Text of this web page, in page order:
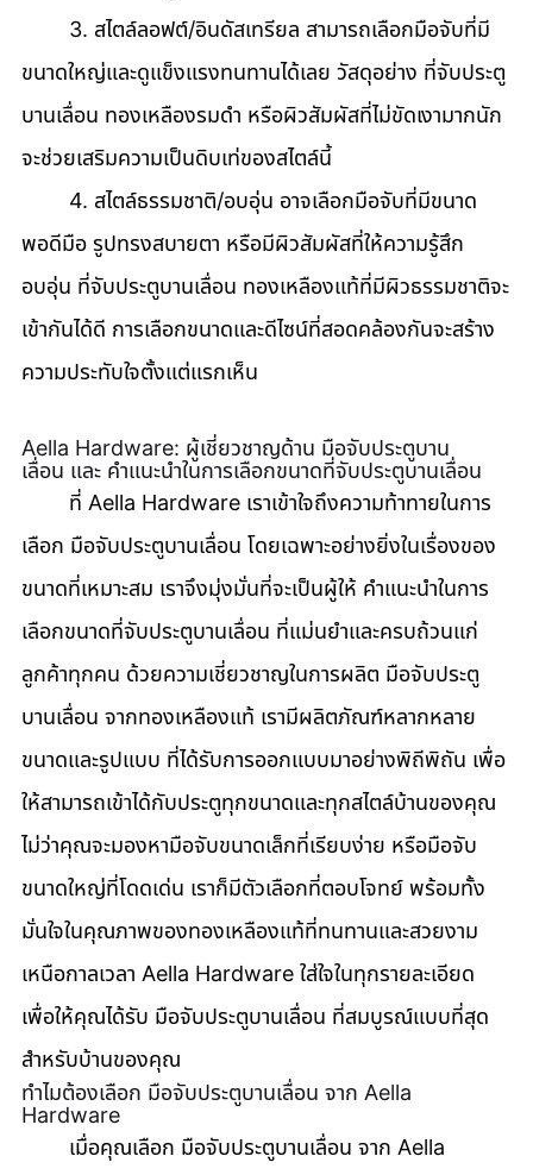
ขนาดใหญ่และดูแข็งแรงทนทานได้เลย วัสดุอย่าง ที่จับประตู
บานเลื่อน ทองเหลืองรมดำ หรือผิวสัมผัสที่ไม่ขัดเงามากนัก
จะช่วยเสริมความเป็นดิบเท่ของสไตล์นี้
พอดีมือ รูปทรงสบายตา หรือมีผิวสัมผัสที่ให้ความรู้สึก
อบอุ่น ที่จับประตูบานเลื่อน ทองเหลืองแท้ที่มีผิวธรรมชาติจะ
เข้ากันได้ดี การเลือกขนาดและดีไซน์ที่สอดคล้องกันจะสร้าง
ความประทับใจตั้งแต่แรกเห็น
Aella Hardware: ผู้เชี่ยวชาญด้าน มือจับประตูบาน
เลื่อน และ คำแนะนำในการเลือกขนาดที่จับประตูบานเลื่อน
เลือก มือจับประตูบานเลื่อน โดยเฉพาะอย่างยิ่งในเรื่องของ
ขนาดที่เหมาะสม เราจึงมุ่งมั่นที่จะเป็นผู้ให้ คำแนะนำในการ
เลือกขนาดที่จับประตูบานเลื่อน ที่แม่นยำและครบถ้วนแก่
ลูกค้าทุกคน ด้วยความเชี่ยวชาญในการผลิต มือจับประตู
บานเลื่อน จากทองเหลืองแท้ เรามีผลิตภัณฑ์หลากหลาย
ขนาดและรูปแบบ ที่ได้รับการออกแบบมาอย่างพิถีพิถัน เพื่อ
ให้สามารถเข้าได้กับประตูทุกขนาดและทุกสไตล์บ้านของคุณ
ไม่ว่าคุณจะมองหามือจับขนาดเล็กที่เรียบง่าย หรือมือจับ
ขนาดใหญ่ที่โดดเด่น เราก็มีตัวเลือกที่ตอบโจทย์ พร้อมทั้ง
มั่นใจในคุณภาพของทองเหลืองแท้ที่ทนทานและสวยงาม
เหนือกาลเวลา Aella Hardware ใส่ใจในทุกรายละเอียด
เพื่อให้คุณได้รับ มือจับประตูบานเลื่อน ที่สมบูรณ์แบบที่สุด
สำหรับบ้านของคุณ
ทำไมต้องเลือก มือจับประตูบานเลื่อน จาก Aella
Hardware